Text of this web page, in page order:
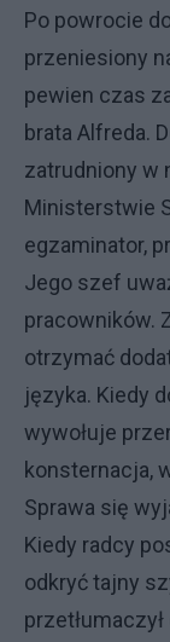
Po powrocie
przeniesiony
pewien czas
brata Alfreda.
zatrudniony w
Ministerstwie
egzaminator,
Jego szef
pracowników.
otrzymać
języka. Kiedy
wywołuje
konsternacja,
Sprawa się
Kiedy radcy
odkryć tajny